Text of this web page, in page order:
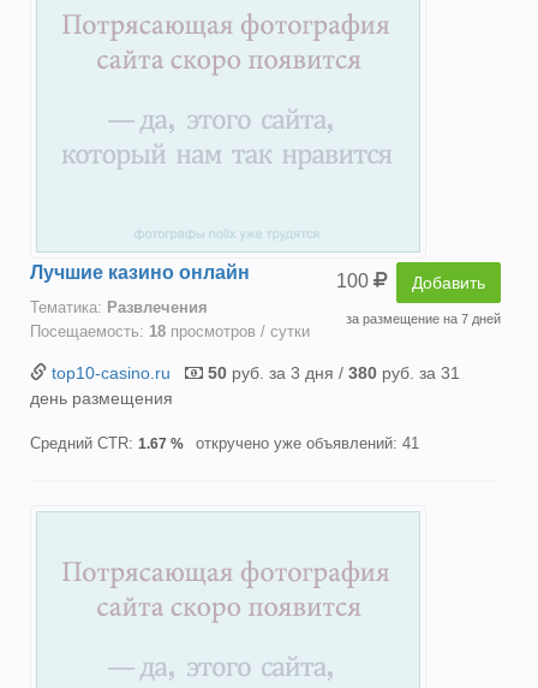
100 Добавить
за размещение на 7 дней
Лучшие казино онлайн
Тематика: Развлечения
Посещаемость: 18 просмотров / сутки
top10-casino.ru 50 руб. за 3 дня / 380 руб. за 31
день размещения
Средний CTR: 1.67 % откручено уже объявлений: 41